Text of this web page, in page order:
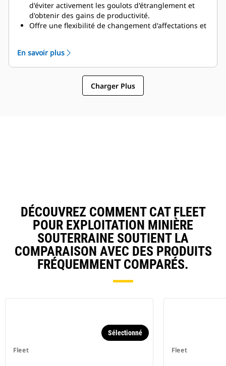
d'éviter activement les goulots d'étranglement et
d'obtenir des gains de productivité.
Offre une flexibilité de changement d'affectations et
opérations, de gérer les domaines d'importance
critique et de supprimer la gestion administrative
des plans et des tâches des équipes.
Augmente l'utilisation de toutes les ressources
grâce à la gestion des délais.
En savoir plus
Charger Plus
DÉCOUVREZ COMMENT CAT FLEET
POUR EXPLOITATION MINIÈRE
SOUTERRAINE SOUTIENT LA
COMPARAISON AVEC DES PRODUITS
FRÉQUEMMENT COMPARÉS.
Fleet
Sélectionné
Fleet